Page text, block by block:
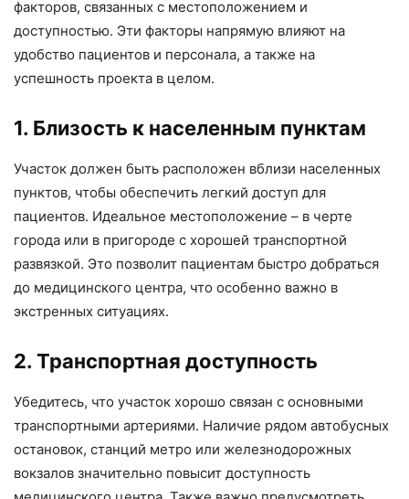
факторов, связанных с местоположением и
доступностью. Эти факторы напрямую влияют на
удобство пациентов и персонала, а также на
успешность проекта в целом.
1. Близость к населенным пунктам
Участок должен быть расположен вблизи населенных
пунктов, чтобы обеспечить легкий доступ для
пациентов. Идеальное местоположение – в черте
города или в пригороде с хорошей транспортной
развязкой. Это позволит пациентам быстро добраться
до медицинского центра, что особенно важно в
экстренных ситуациях.
2. Транспортная доступность
Убедитесь, что участок хорошо связан с основными
транспортными артериями. Наличие рядом автобусных
остановок, станций метро или железнодорожных
вокзалов значительно повысит доступность